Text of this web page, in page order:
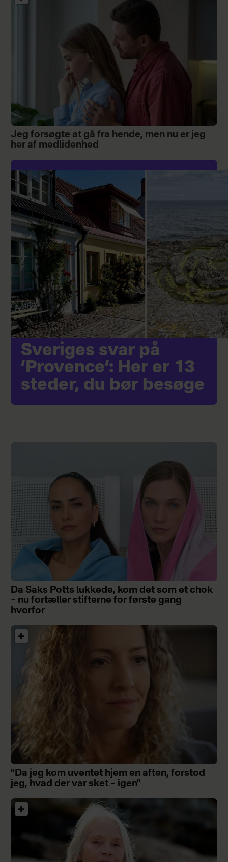
Jeg forsøgte at gå fra hende, men nu er jeg
her af medlidenhed
Sveriges svar på
’Provence’: Her er 13
steder, du bør besøge
Da Saks Potts lukkede, kom det som et chok
– nu fortæller stifterne for første gang
hvorfor
"Da jeg kom uventet hjem en aften, forstod
jeg, hvad der var sket – igen"